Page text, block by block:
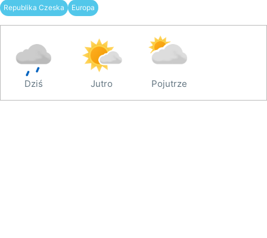
Republika Czeska
Europa
Dziś Jutro Pojutrze